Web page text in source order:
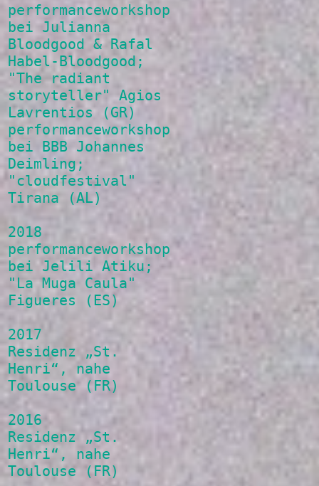
performanceworkshop
bei Julianna
Bloodgood & Rafal
Habel-Bloodgood;
"The radiant
storyteller" Agios
Lavrentios (GR)
performanceworkshop
bei BBB Johannes
Deimling;
"cloudfestival"
Tirana (AL)
2018
performanceworkshop
bei Jelili Atiku;
"La Muga Caula"
Figueres (ES)
2017
Residenz „St.
Henri“, nahe
Toulouse (FR)
2016
Residenz „St.
Henri“, nahe
Toulouse (FR)